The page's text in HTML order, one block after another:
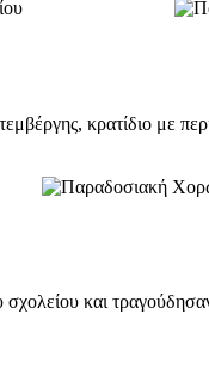
κρατίδιο με
και